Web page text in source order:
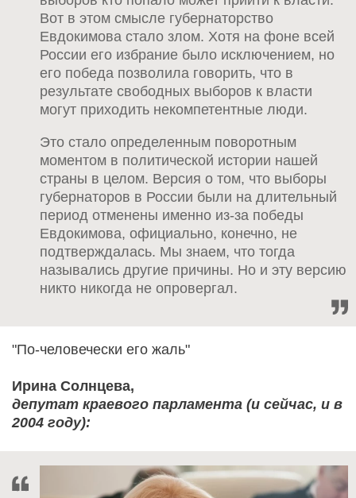
Вот в этом смысле губернаторство
Евдокимова стало злом. Хотя на фоне всей
России его избрание было исключением, но
его победа позволила говорить, что в
результате свободных выборов к власти
могут приходить некомпетентные люди.
Это стало определенным поворотным
моментом в политической истории нашей
страны в целом. Версия о том, что выборы
губернаторов в России были на длительный
период отменены именно из-за победы
Евдокимова, официально, конечно, не
подтверждалась. Мы знаем, что тогда
назывались другие причины. Но и эту версию
никто никогда не опровергал.
"По-человечески его жаль"
Ирина Солнцева,
депутат краевого парламента (и сейчас, и в
2004 году):